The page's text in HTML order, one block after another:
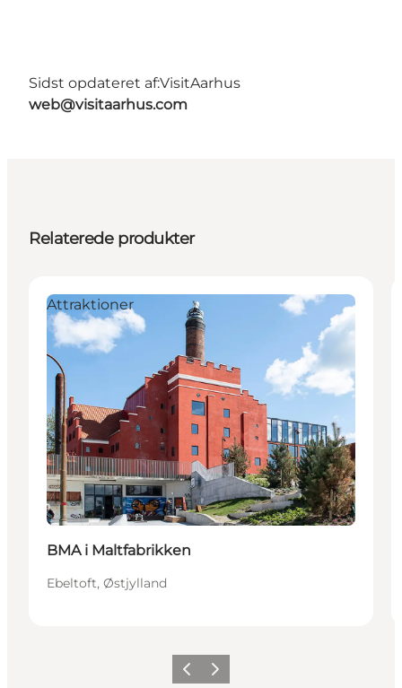
Sidst opdateret af:VisitAarhus
web@visitaarhus.com
Relaterede produkter
Attraktioner
BMA i Maltfabrikken
Ebeltoft, Østjylland
ForrigeNæste